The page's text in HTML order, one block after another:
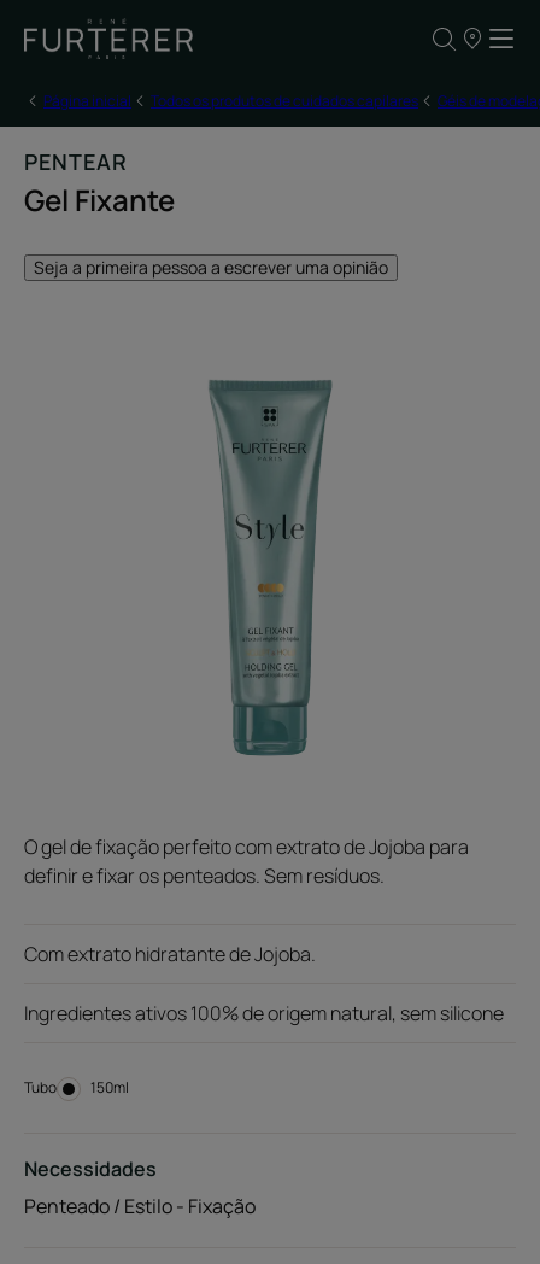
OS
DE
VENDA
Página inicial Todos os produtos de cuidados capilares Géis de
PENTEAR
Gel Fixante
Seja a primeira pessoa a escrever uma opinião
O gel de fixação perfeito com extrato de Jojoba para
definir e fixar os penteados. Sem resíduos.
Com extrato hidratante de Jojoba.
Ingredientes ativos 100% de origem natural, sem silicone
Tubo Tubo
150ml
Necessidades
Penteado / Estilo - Fixação